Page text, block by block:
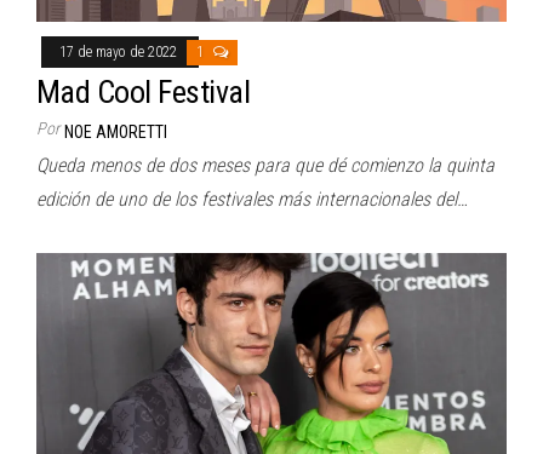
17 de mayo de 2022 1
Mad Cool Festival
Por NOE AMORETTI
Queda menos de dos meses para que dé comienzo la quinta
edición de uno de los festivales más internacionales del…